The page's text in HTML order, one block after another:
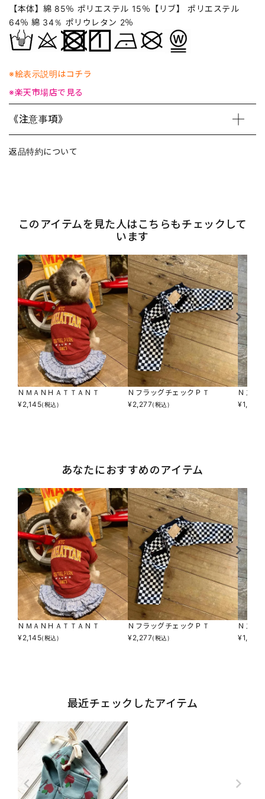
【本体】綿 85％ ポリエステル 15％【リブ】 ポリエステル
64％ 綿 34％ ポリウレタン 2％
※絵表示説明はコチラ
※楽天市場店で見る
《注意事項》
返品特約について
このアイテムを見た人はこちらもチェックして
います
ＮＭＡＮＨＡＴＴＡＮＴ
¥2,145(税込)
ＮフラッグチェックＰＴ
¥2,277(税込)
Ｎスー
¥1,815
あなたにおすすめのアイテム
ＮＭＡＮＨＡＴＴＡＮＴ
¥2,145(税込)
ＮフラッグチェックＰＴ
¥2,277(税込)
Ｎスー
¥1,815
最近チェックしたアイテム